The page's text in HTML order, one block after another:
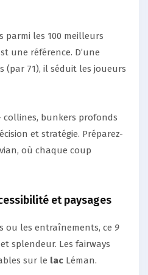
parmi les 100 meilleurs
une référence. D’une
(par 71), il séduit les joueurs
collines, bunkers profonds
et stratégie. Préparez-
où chaque coup
et paysages
ou les entraînements, ce 9
splendeur. Les fairways
sur le lac Léman.